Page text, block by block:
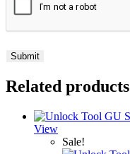
Related products
View
Sale!